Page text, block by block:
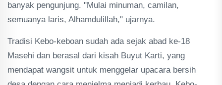
banyak pengunjung. "Mulai minuman, camilan,
semuanya laris, Alhamdulillah," ujarnya.
Tradisi Kebo-keboan sudah ada sejak abad ke-18
Masehi dan berasal dari kisah Buyut Karti, yang
mendapat wangsit untuk menggelar upacara bersih